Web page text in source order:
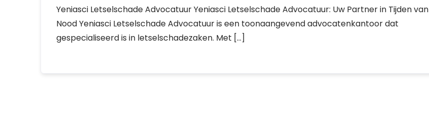
Yeniasci Letselschade Advocatuur Yeniasci Letselschade Advocatuur: Uw Partner in Tijden van
Nood Yeniasci Letselschade Advocatuur is een toonaangevend advocatenkantoor dat
gespecialiseerd is in letselschadezaken. Met […]